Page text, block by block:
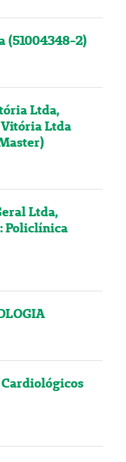
(51004348-2)
Ltda,
Ltda
Ltda,
Policlínica